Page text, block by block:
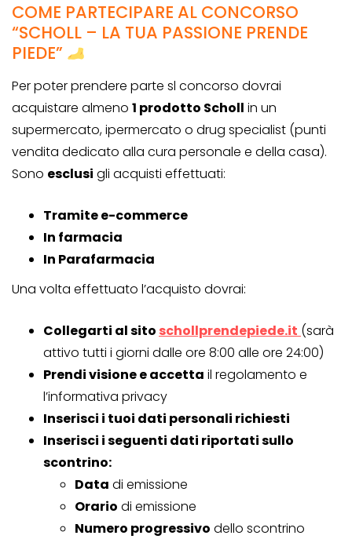
COME PARTECIPARE AL CONCORSO
“SCHOLL – LA TUA PASSIONE PRENDE
PIEDE”
Per poter prendere parte sl concorso dovrai
acquistare almeno 1 prodotto Scholl in un
supermercato, ipermercato o drug specialist (punti
vendita dedicato alla cura personale e della casa).
Sono esclusi gli acquisti effettuati:
Tramite e-commerce
In farmacia
In Parafarmacia
Una volta effettuato l’acquisto dovrai:
Collegarti al sito schollprendepiede.it (sarà
attivo tutti i giorni dalle ore 8:00 alle ore 24:00)
Prendi visione e accetta il regolamento e
l’informativa privacy
Inserisci i tuoi dati personali richiesti
Inserisci i seguenti dati riportati sullo
scontrino:
Data di emissione
Orario di emissione
Numero progressivo dello scontrino